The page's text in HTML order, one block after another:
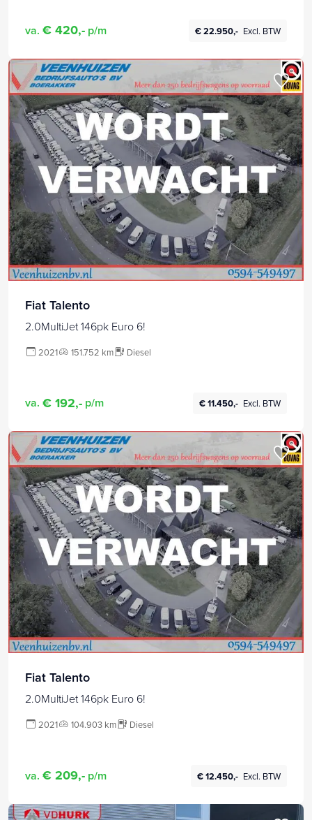
va. € 420,- p/m € 22.950,- Excl. BTW
Fiat Talento
2.0MultiJet 146pk Euro 6!
2021 151.752 km Diesel
va. € 192,- p/m € 11.450,- Excl. BTW
Fiat Talento
2.0MultiJet 146pk Euro 6!
2021 104.903 km Diesel
va. € 209,- p/m € 12.450,- Excl. BTW